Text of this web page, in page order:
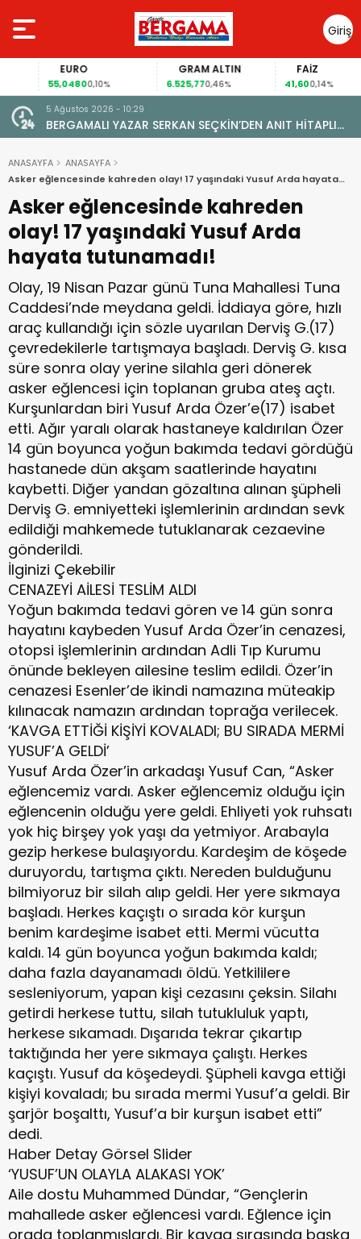
Giriş
Yap
55,04800,10%
GRAM ALTIN
6.525,770,46% 0,14%
5 Ağustos 2026 - 10:29
BERGAMALI YAZAR SERKAN SEÇKİN’DEN ANIT HİTAPLI
KİTAP: “PERGAMON’DAN ARTVİN’E”
ANASAYFA
ANASAYFA
Asker eğlencesinde kahreden olay! 17 yaşındaki Yusuf Arda hayata
tutunamadı!
Asker eğlencesinde kahreden
olay! 17 yaşındaki Yusuf Arda
hayata tutunamadı!
Olay, 19 Nisan Pazar günü Tuna Mahallesi Tuna
Caddesi’nde meydana geldi. İddiaya göre, hızlı
araç kullandığı için sözle uyarılan Derviş G.(17)
çevredekilerle tartışmaya başladı. Derviş G. kısa
süre sonra olay yerine silahla geri dönerek
asker eğlencesi için toplanan gruba ateş açtı.
Kurşunlardan biri Yusuf Arda Özer’e(17) isabet
etti. Ağır yaralı olarak hastaneye kaldırılan Özer
14 gün boyunca yoğun bakımda tedavi gördüğü
hastanede dün akşam saatlerinde hayatını
kaybetti. Diğer yandan gözaltına alınan şüpheli
Derviş G. emniyetteki işlemlerinin ardından sevk
edildiği mahkemede tutuklanarak cezaevine
gönderildi.
İlginizi Çekebilir
CENAZEYİ AİLESİ TESLİM ALDI
Yoğun bakımda tedavi gören ve 14 gün sonra
hayatını kaybeden Yusuf Arda Özer’in cenazesi,
otopsi işlemlerinin ardından Adli Tıp Kurumu
önünde bekleyen ailesine teslim edildi. Özer’in
cenazesi Esenler’de ikindi namazına müteakip
kılınacak namazın ardından toprağa verilecek.
‘KAVGA ETTİĞİ KİŞİYİ KOVALADI; BU SIRADA MERMİ
YUSUF’A GELDİ’
Yusuf Arda Özer’in arkadaşı Yusuf Can, “Asker
eğlencemiz vardı. Asker eğlencemiz olduğu için
eğlencenin olduğu yere geldi. Ehliyeti yok ruhsatı
yok hiç birşey yok yaşı da yetmiyor. Arabayla
gezip herkese bulaşıyordu. Kardeşim de köşede
duruyordu, tartışma çıktı. Nereden bulduğunu
bilmiyoruz bir silah alıp geldi. Her yere sıkmaya
başladı. Herkes kaçıştı o sırada kör kurşun
benim kardeşime isabet etti. Mermi vücutta
kaldı. 14 gün boyunca yoğun bakımda kaldı;
daha fazla dayanamadı öldü. Yetkililere
sesleniyorum, yapan kişi cezasını çeksin. Silahı
getirdi herkese tuttu, silah tutukluluk yaptı,
herkese sıkamadı. Dışarıda tekrar çıkartıp
taktığında her yere sıkmaya çalıştı. Herkes
kaçıştı. Yusuf da köşedeydi. Şüpheli kavga ettiği
kişiyi kovaladı; bu sırada mermi Yusuf’a geldi. Bir
şarjör boşalttı, Yusuf’a bir kurşun isabet etti”
dedi.
Haber Detay Görsel Slider
‘YUSUF’UN OLAYLA ALAKASI YOK’
Aile dostu Muhammed Dündar, “Gençlerin
mahallede asker eğlencesi vardı. Eğlence için
orada toplanmışlardı. Bir kavga sırasında başka